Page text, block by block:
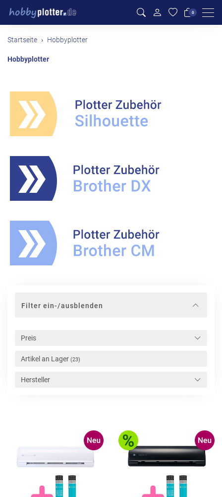
0
Startseite Hobbyplotter
Hobbyplotter
Filter ein-/ausblenden
Preis
Artikel an Lager (23)
Hersteller